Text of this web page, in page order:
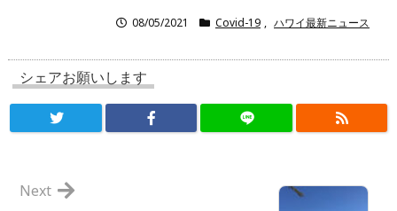
08/05/2021 Covid-19 , ハワイ最新ニュース
シェアお願いします
Next